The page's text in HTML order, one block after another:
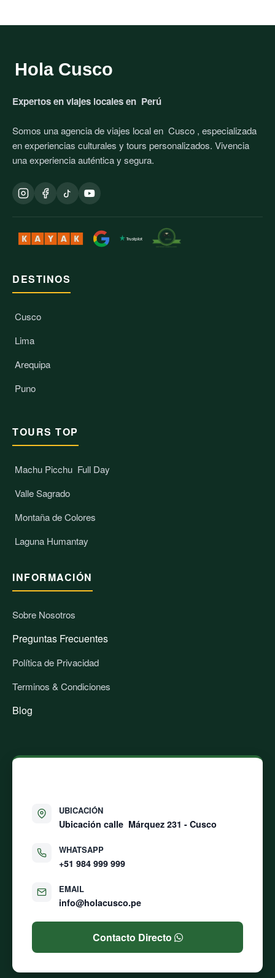
Hola Cusco
Expertos en viajes locales en Perú
Somos una agencia de viajes local en Cusco , especializada
en experiencias culturales y tours personalizados. Vivencia
una experiencia auténtica y segura.
DESTINOS
Cusco
Lima
Arequipa
Puno
TOURS TOP
Machu Picchu Full Day
Valle Sagrado
Montaña de Colores
Laguna Humantay
INFORMACIÓN
Sobre Nosotros
Preguntas Frecuentes
Política de Privacidad
Terminos & Condiciones
Blog
UBICACIÓN
Ubicación calle Márquez 231 - Cusco
WHATSAPP
+51 984 999 999
EMAIL
info@holacusco.pe
Contacto Directo